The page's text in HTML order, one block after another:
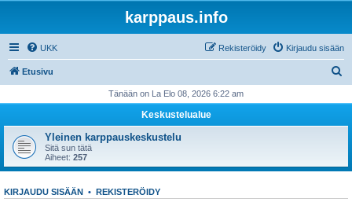
karppaus.info
UKK Kirjaudu sisään
Rekisteröidy
Etusivu
i
Tänään on La Elo 08, 2026 6:22 am
Keskustelualue
Yleinen karppauskeskustelu
Sitä sun tätä
Aiheet: 257
KIRJAUDU SISÄÄN • REKISTERÖIDY